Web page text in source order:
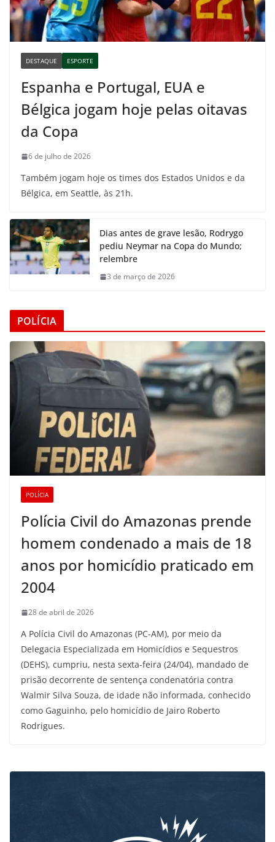
DESTAQUE ESPORTE
Espanha e Portugal, EUA e
Bélgica jogam hoje pelas oitavas
da Copa
6 de julho de 2026
Também jogam hoje os times dos Estados Unidos e da
Bélgica, em Seattle, às 21h.
Dias antes de grave lesão, Rodrygo
pediu Neymar na Copa do Mundo;
relembre
3 de março de 2026
POLÍCIA
POLÍCIA
Polícia Civil do Amazonas prende
homem condenado a mais de 18
anos por homicídio praticado em
2004
28 de abril de 2026
A Polícia Civil do Amazonas (PC-AM), por meio da
Delegacia Especializada em Homicídios e Sequestros
(DEHS), cumpriu, nesta sexta-feira (24/04), mandado de
prisão decorrente de sentença condenatória contra
Walmir Silva Souza, de idade não informada, conhecido
como Gaguinho, pelo homicídio de Jairo Roberto
Rodrigues.